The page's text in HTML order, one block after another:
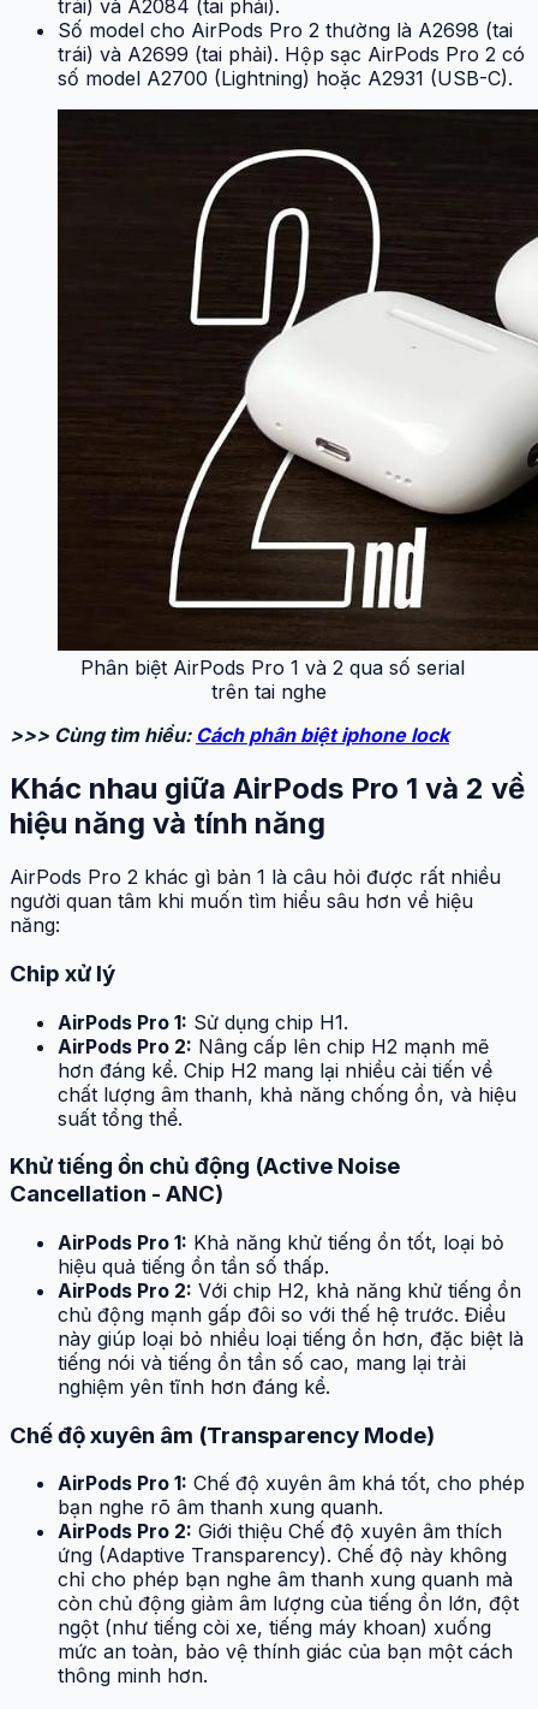
trái) và A2084 (tai phải).
Số model cho AirPods Pro 2 thường là A2698 (tai
trái) và A2699 (tai phải). Hộp sạc AirPods Pro 2 có
số model A2700 (Lightning) hoặc A2931 (USB-C).
Phân biệt AirPods Pro 1 và 2 qua số serial
trên tai nghe
>>> Cùng tìm hiểu: Cách phân biệt iphone lock
Khác nhau giữa AirPods Pro 1 và 2 về
hiệu năng và tính năng
AirPods Pro 2 khác gì bản 1 là câu hỏi được rất nhiều
người quan tâm khi muốn tìm hiểu sâu hơn về hiệu
năng:
Chip xử lý
AirPods Pro 1: Sử dụng chip H1.
AirPods Pro 2: Nâng cấp lên chip H2 mạnh mẽ
hơn đáng kể. Chip H2 mang lại nhiều cải tiến về
chất lượng âm thanh, khả năng chống ồn, và hiệu
suất tổng thể.
Khử tiếng ồn chủ động (Active Noise
Cancellation - ANC)
AirPods Pro 1: Khả năng khử tiếng ồn tốt, loại bỏ
hiệu quả tiếng ồn tần số thấp.
AirPods Pro 2: Với chip H2, khả năng khử tiếng ồn
chủ động mạnh gấp đôi so với thế hệ trước. Điều
này giúp loại bỏ nhiều loại tiếng ồn hơn, đặc biệt là
tiếng nói và tiếng ồn tần số cao, mang lại trải
nghiệm yên tĩnh hơn đáng kể.
Chế độ xuyên âm (Transparency Mode)
AirPods Pro 1: Chế độ xuyên âm khá tốt, cho phép
bạn nghe rõ âm thanh xung quanh.
AirPods Pro 2: Giới thiệu Chế độ xuyên âm thích
ứng (Adaptive Transparency). Chế độ này không
chỉ cho phép bạn nghe âm thanh xung quanh mà
còn chủ động giảm âm lượng của tiếng ồn lớn, đột
ngột (như tiếng còi xe, tiếng máy khoan) xuống
mức an toàn, bảo vệ thính giác của bạn một cách
thông minh hơn.